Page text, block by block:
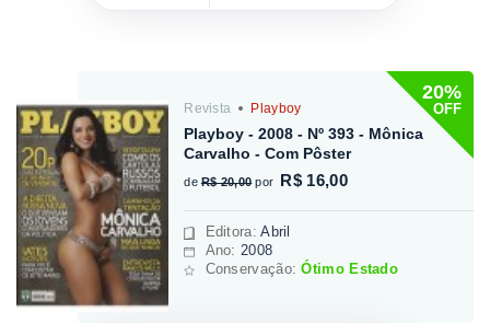
20%
OFF
Revista Playboy
Playboy - 2008 - Nº 393 - Mônica
Carvalho - Com Pôster
de R$ 20,00 por R$ 16,00
Editora:Abril
Ano: 2008
Conservação:Ótimo Estado